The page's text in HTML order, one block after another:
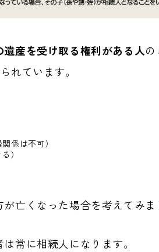
産を受け取る権利がある人の
れています。
係は不可）
）
亡くなった場合を考えてみま
常に相続人になります。